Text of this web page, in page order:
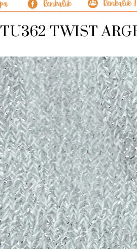
TU362 TWIST